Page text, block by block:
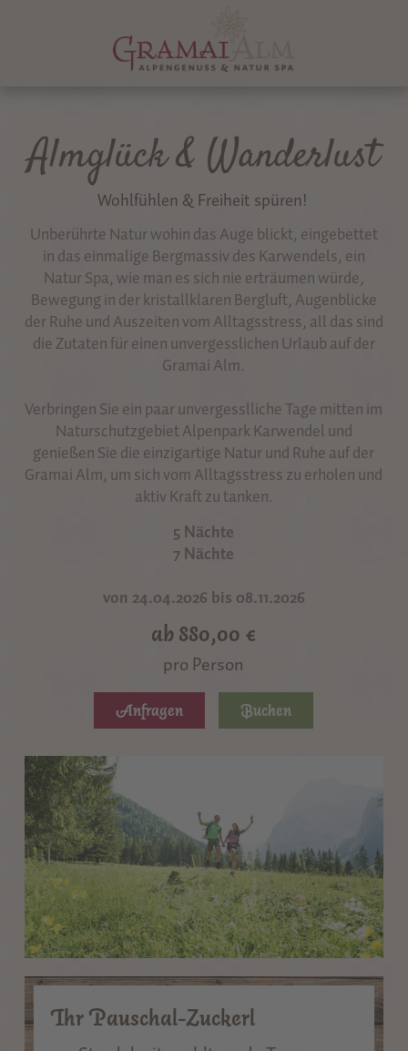
Almglück & Wanderlust
Wohlfühlen & Freiheit spüren!
Unberührte Natur wohin das Auge blickt, eingebettet
in das einmalige Bergmassiv des Karwendels, ein
Natur Spa, wie man es sich nie erträumen würde,
Bewegung in der kristallklaren Bergluft, Augenblicke
der Ruhe und Auszeiten vom Alltagsstress, all das sind
die Zutaten für einen unvergesslichen Urlaub auf der
Gramai Alm.
Verbringen Sie ein paar unvergesslliche Tage mitten im
Naturschutzgebiet Alpenpark Karwendel und
genießen Sie die einzigartige Natur und Ruhe auf der
Gramai Alm, um sich vom Alltagsstress zu erholen und
aktiv Kraft zu tanken.
5 Nächte
7 Nächte
von 24.04.2026 bis 08.11.2026
ab 880,00 €
pro Person
Anfragen Buchen
Ihr Pauschal-Zuckerl